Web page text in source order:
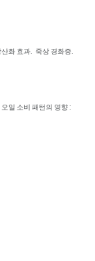
화 효과. 죽상 경화증.
일 소비 패턴의 영향 :